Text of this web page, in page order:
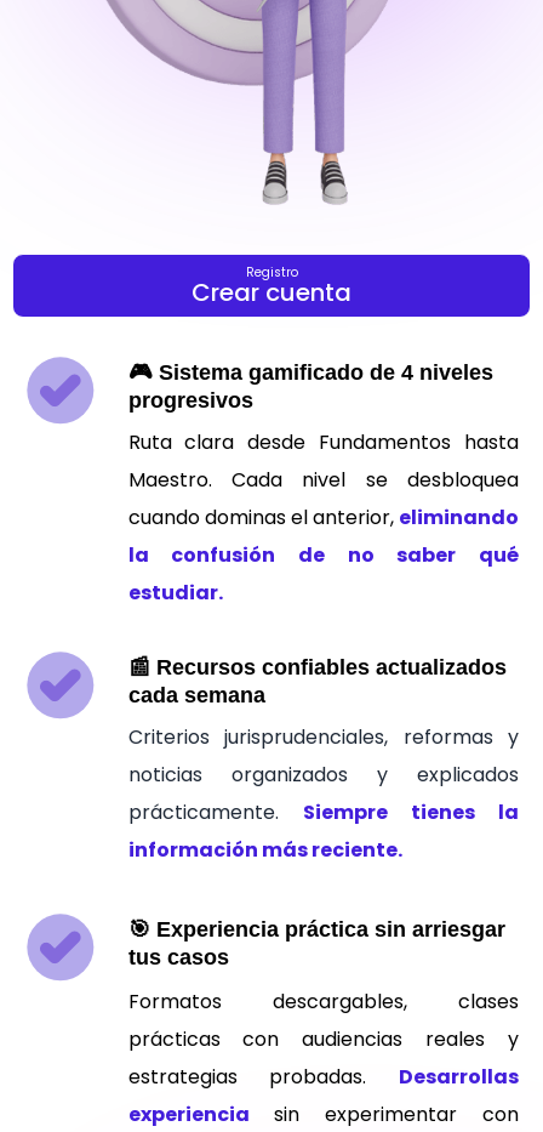
Registro
Crear cuenta
🎮 Sistema gamificado de 4 niveles
progresivos
Ruta clara desde Fundamentos hasta
Maestro. Cada nivel se desbloquea
cuando dominas el anterior, eliminando
la confusión de no saber qué
estudiar.
📰 Recursos confiables actualizados
cada semana
Criterios jurisprudenciales, reformas y
noticias organizados y explicados
prácticamente. Siempre tienes la
información más reciente.
🎯 Experiencia práctica sin arriesgar
tus casos
Formatos descargables, clases
prácticas con audiencias reales y
estrategias probadas. Desarrollas
experiencia
sin experimentar con